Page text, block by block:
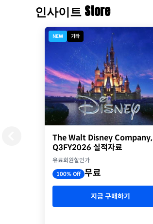
인사이트 Store
NEW 기타
The Walt Disney Company,
Q3FY2026 실적자료
유료회원할인가
100% Off 무료
지금 구매하기